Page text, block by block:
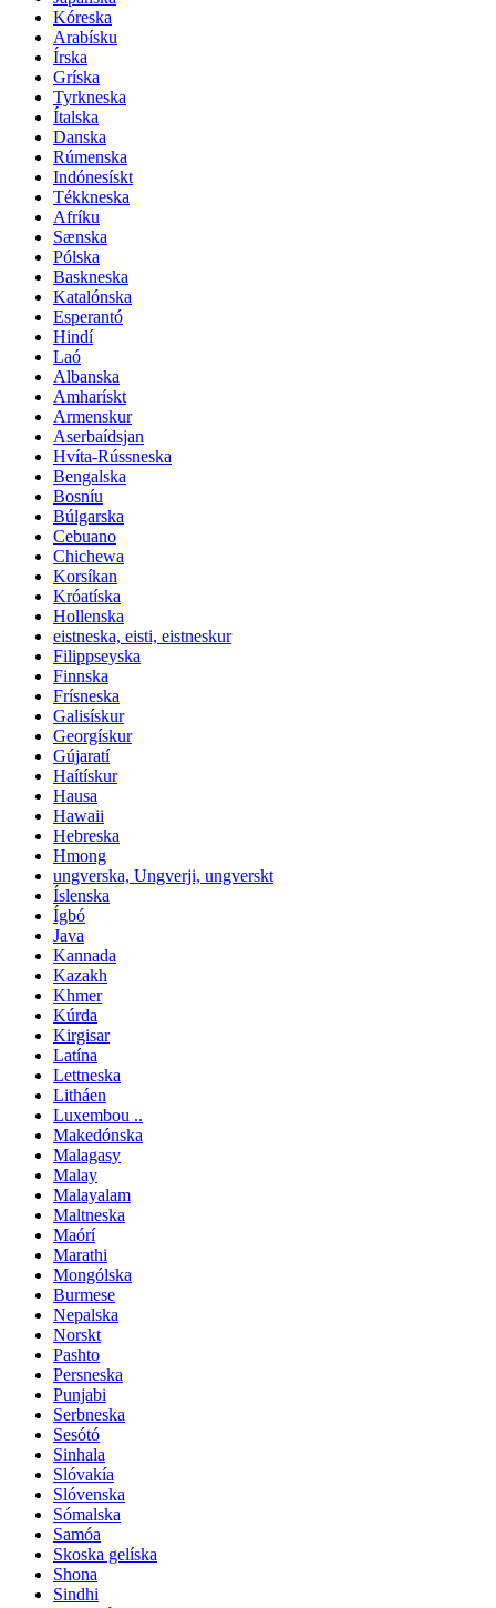
Kóreska
Arabísku
Írska
Gríska
Tyrkneska
Ítalska
Danska
Rúmenska
Indónesískt
Tékkneska
Afríku
Sænska
Pólska
Baskneska
Katalónska
Esperantó
Hindí
Laó
Albanska
Amharískt
Armenskur
Aserbaídsjan
Hvíta-Rússneska
Bengalska
Bosníu
Búlgarska
Cebuano
Chichewa
Korsíkan
Króatíska
Hollenska
eistneska, eisti, eistneskur
Filippseyska
Finnska
Frísneska
Galisískur
Georgískur
Gújaratí
Haítískur
Hausa
Hawaii
Hebreska
Hmong
ungverska, Ungverji, ungverskt
Íslenska
Ígbó
Java
Kannada
Kazakh
Khmer
Kúrda
Kirgisar
Latína
Lettneska
Litháen
Luxembou ..
Makedónska
Malagasy
Malay
Malayalam
Maltneska
Maórí
Marathi
Mongólska
Burmese
Nepalska
Norskt
Pashto
Persneska
Punjabi
Serbneska
Sesótó
Sinhala
Slóvakía
Slóvenska
Sómalska
Samóa
Skoska gelíska
Shona
Sindhi